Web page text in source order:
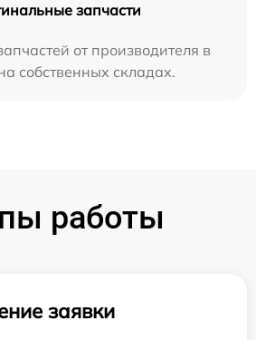
запчасти
от производителя в
собственных складах.
работы
заявки